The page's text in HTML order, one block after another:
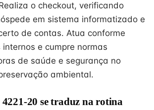
o checkout, verificando
em sistema informatizado e
de contas. Atua conforme
e cumpre normas
de saúde e segurança no
ambiental.
20 se traduz na rotina